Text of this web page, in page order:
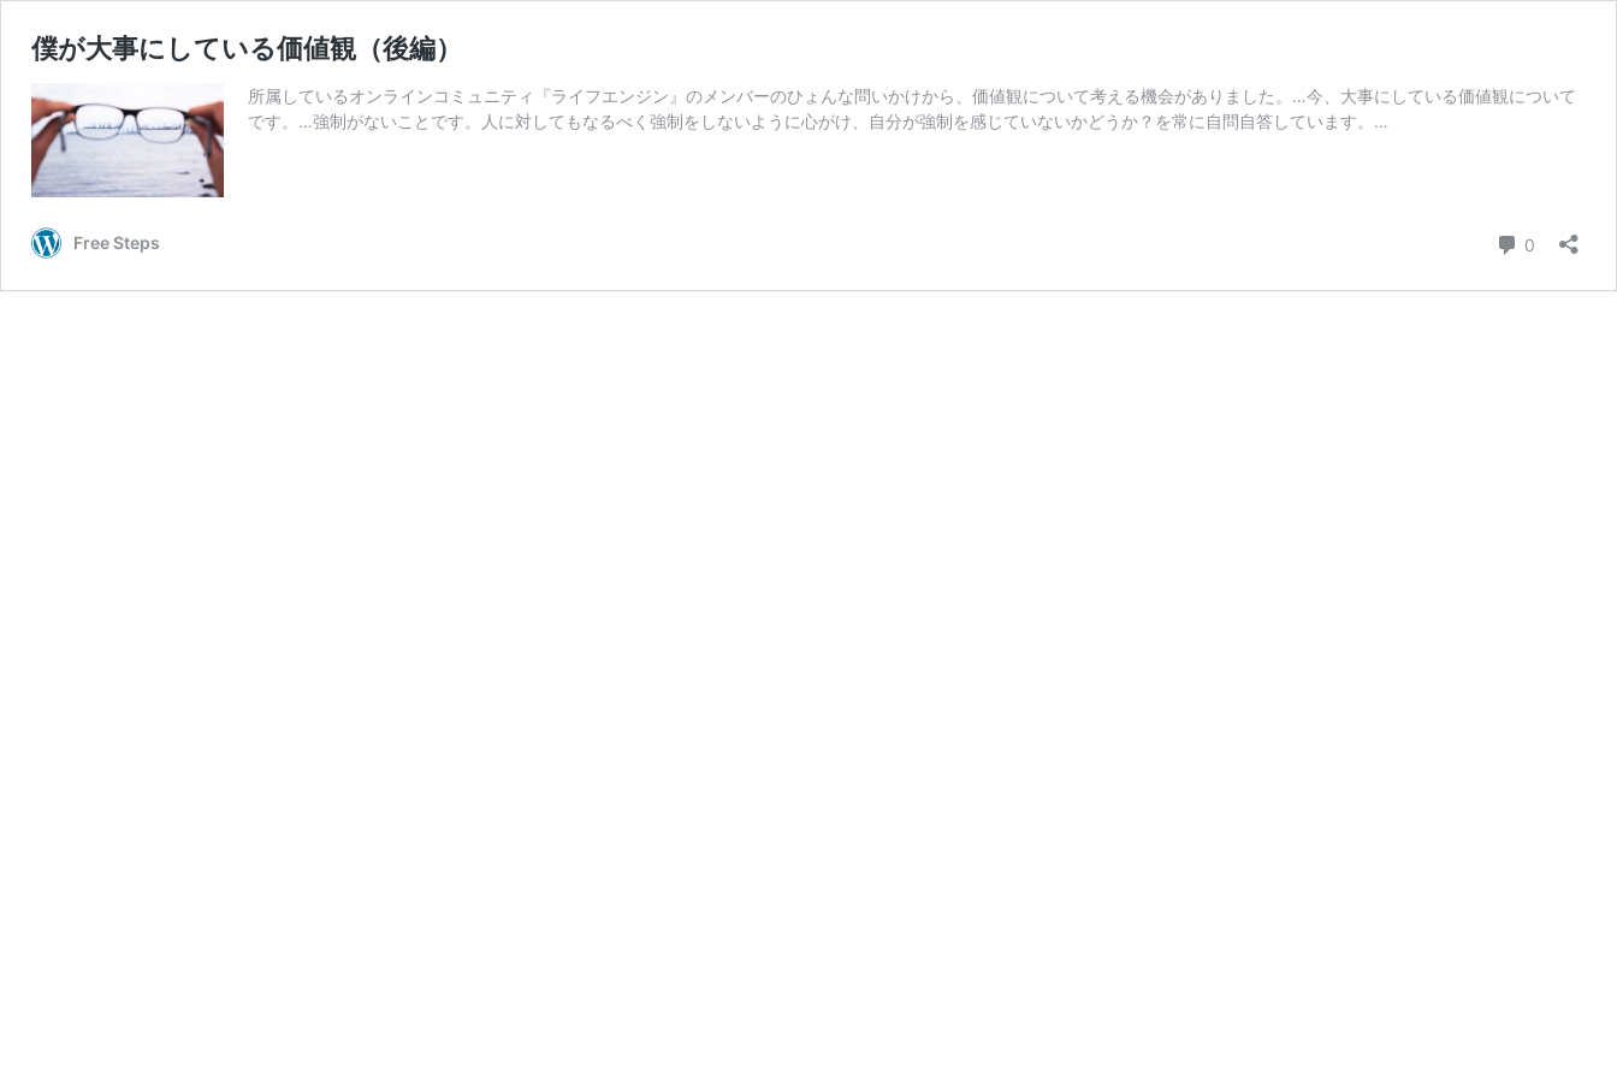
僕が大事にしている価値観（後編）
所属しているオンラインコミュニティ『ライフエンジン』のメンバーのひょんな問いかけから、価値観について考える機会がありました。…今、大事にしている価値観について
です。…強制がないことです。人に対してもなるべく強制をしないように心がけ、自分が強制を感じていないかどうか？を常に自問自答しています。…
Free Steps 0 コメント